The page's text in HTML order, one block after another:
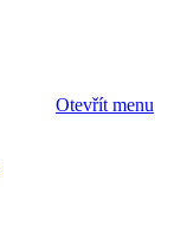
Otevřít menu